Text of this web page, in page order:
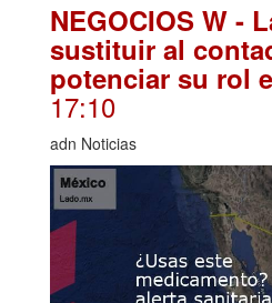
NEGOCIOS W -
sustituir al
potenciar su rol
17:10
adn Noticias